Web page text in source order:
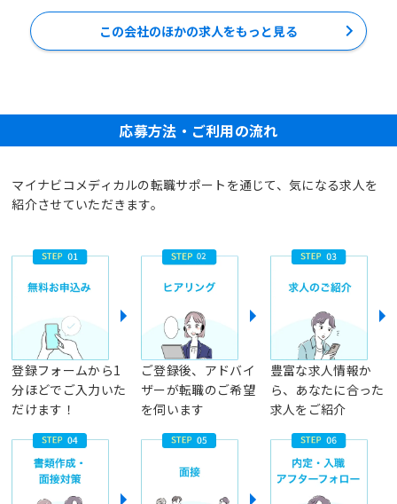
この会社のほかの求人をもっと見る
応募方法・ご利用の流れ
マイナビコメディカルの転職サポートを通じて、気になる求人を
紹介させていただきます。
登録フォームから1
分ほどでご入力いた
だけます！
ご登録後、アドバイ
ザーが転職のご希望
を伺います
豊富な求人情報か
ら、あなたに合った
求人をご紹介